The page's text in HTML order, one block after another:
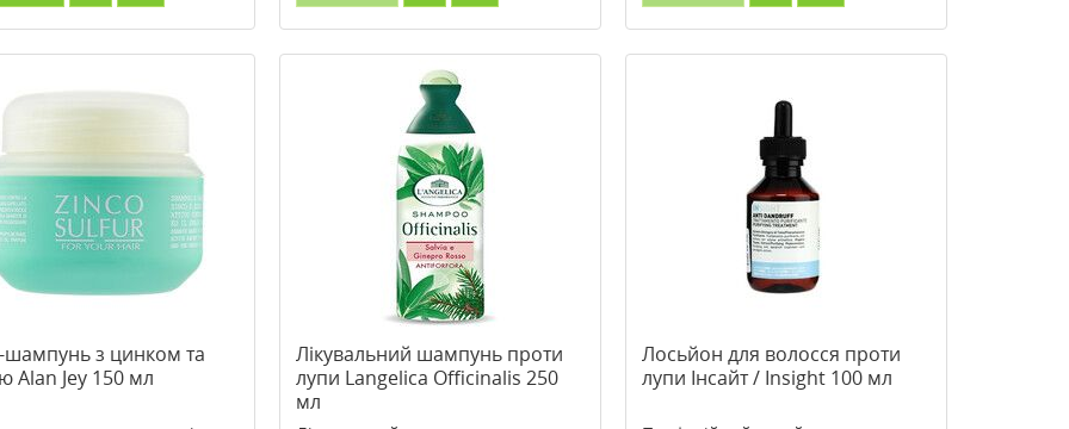
з цинком та
Alan Jey 150 мл
Лікувальний шампунь проти
лупи Langelica Officinalis 250
мл
Лосьйон для волосся проти
лупи Інсайт / Insight 100 мл